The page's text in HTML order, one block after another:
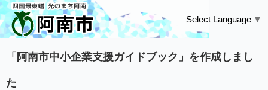
Select Language ▼
「阿南市中小企業支援ガイドブック」を作成しまし
た